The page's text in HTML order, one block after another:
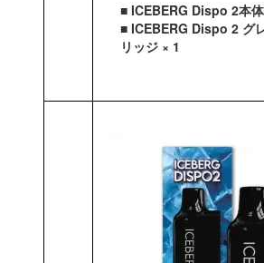
■ ICEBERG Dispo 2本
■ ICEBERG Dispo 2 グ
リッジ × 1